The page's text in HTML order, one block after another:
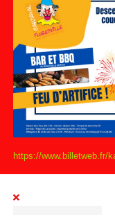
https://www.billetweb.fr/